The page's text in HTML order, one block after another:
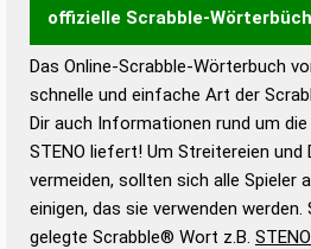
offizielle Scrabble-
Wortwurzel liefert mit Hilfe eines
Wortanalyse-Algorithmus gute
Wortbedeutung, Worttrennung
Gültigkeit eines Wortes für das
bestimmen!
zugelassene Turnier
Wörterbücher sind:
Das Online-Scrabble-Wörterbuch
schnelle und einfache Art der
Dir auch Informationen rund um
STENO liefert! Um Streitereien und
vermeiden, sollten sich alle Spieler
einigen, das sie verwenden
gelegte Scrabble® Wort z.B. STENO